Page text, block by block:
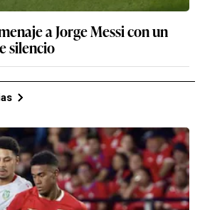
a Jorge Messi con un
silencio